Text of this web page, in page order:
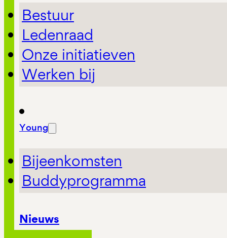
Bestuur
Ledenraad
Onze initiatieven
Werken bij
Young
Bijeenkomsten
Buddyprogramma
Nieuws